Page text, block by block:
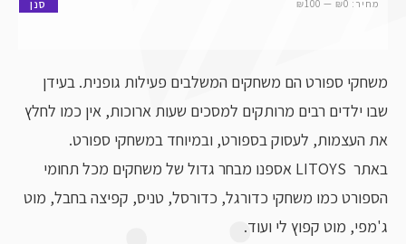
סנן מחיר: ₪0
—
₪100
משחקי ספורט הם משחקים המשלבים פעילות גופנית. בעידן
שבו ילדים רבים מרותקים למסכים שעות ארוכות, אין כמו לחלץ
את העצמות, לעסוק בספורט, ובמיוחד במשחקי ספורט.
באתר LITOYS אספנו מבחר גדול של משחקים מכל תחומי
הספורט כמו משחקי כדורגל, כדורסל, טניס, קפיצה בחבל, מוט
ג'מפי, מוט קפוץ לי ועוד.